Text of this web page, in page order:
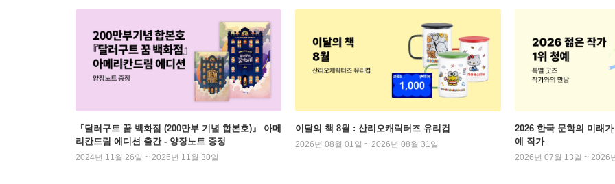
『달러구트 꿈 백화점 (200만부 기념 합본호)』 아메
리칸드림 에디션 출간 - 양장노트 증정
2024년 11월 26일 ~ 2026년 11월 30일
이달의 책 8월 : 산리오캐릭터즈 유리컵
2026년 08월 01일 ~ 2026년 08월 31일
2026 한국 문학의 미래
예 작가
2026년 07월 13일 ~ 2026